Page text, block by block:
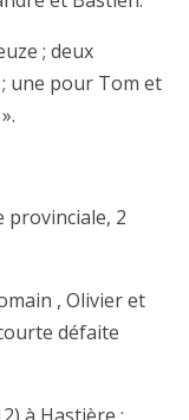
; deux
une pour Tom et
provinciale, 2
, Olivier et
défaite